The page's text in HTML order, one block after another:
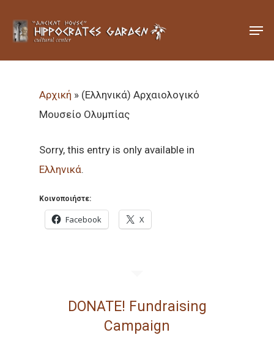
Αρχική » (Ελληνικά) Αρχαιολογικό
Μουσείο Ολυμπίας
Sorry, this entry is only available in
Ελληνικά.
Κοινοποιήστε:
Facebook X
DONATE! Fundraising
Campaign